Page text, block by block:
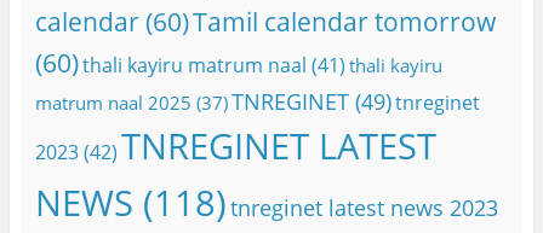
calendar(60)Tamil calendar tomorrow
(60)thali kayiru matrum naal (41) thali kayiru
matrum naal 2025 (37)TNREGINET(49)tnreginet
2023(42)TNREGINET LATEST
NEWS (118)tnreginet latest news 2023